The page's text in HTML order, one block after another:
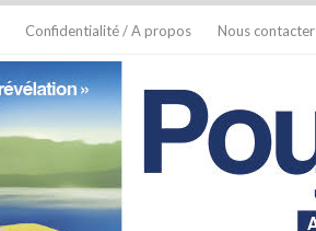
Confidentialité / A propos Nous contacter